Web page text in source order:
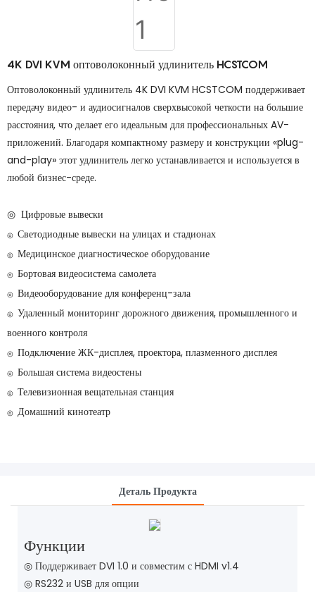
4K DVI KVM оптоволоконный удлинитель HCSTCOM
Оптоволоконный удлинитель 4K DVI KVM HCSTCOM поддерживает
передачу видео- и аудиосигналов сверхвысокой четкости на большие
расстояния, что делает его идеальным для профессиональных AV-
приложений. Благодаря компактному размеру и конструкции «plug-
and-play» этот удлинитель легко устанавливается и используется в
любой бизнес-среде.
◎ Цифровые вывески
◎ Светодиодные вывески на улицах и стадионах
◎ Медицинское диагностическое оборудование
◎ Бортовая видеосистема самолета
◎ Видеооборудование для конференц-зала
◎ Удаленный мониторинг дорожного движения, промышленного и
военного контроля
◎ Подключение ЖК-дисплея, проектора, плазменного дисплея
◎ Большая система видеостены
◎ Телевизионная вещательная станция
◎ Домашний кинотеатр
Деталь Продукта
Функции
◎ Поддерживает DVI 1.0 и совместим с HDMI v1.4
◎ RS232 и USB для опции